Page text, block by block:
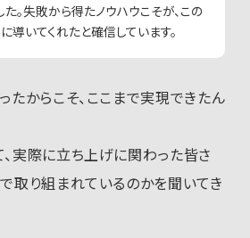
。失敗から得たノウハウこそが、この
いてくれたと確信しています。
たからこそ、ここまで実現できたん
実際に立ち上げに関わった皆さ
取り組まれているのかを聞いてき